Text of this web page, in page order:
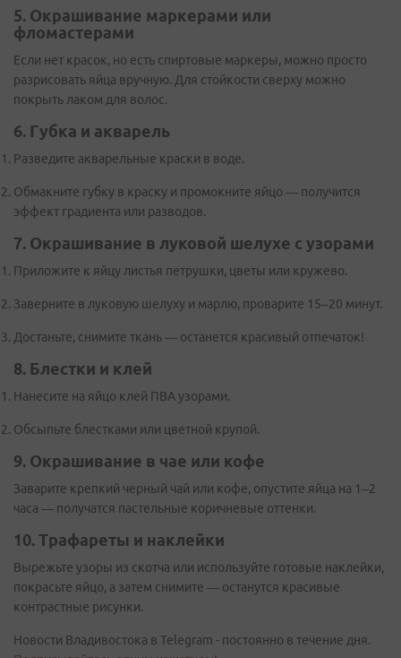
5. Окрашивание маркерами или
фломастерами
Если нет красок, но есть спиртовые маркеры, можно просто
разрисовать яйца вручную. Для стойкости сверху можно
покрыть лаком для волос.
6. Губка и акварель
Разведите акварельные краски в воде.
Обмакните губку в краску и промокните яйцо — получится
эффект градиента или разводов.
7. Окрашивание в луковой шелухе с узорами
Приложите к яйцу листья петрушки, цветы или кружево.
Заверните в луковую шелуху и марлю, проварите 15–20 минут.
Достаньте, снимите ткань — останется красивый отпечаток!
8. Блестки и клей
Нанесите на яйцо клей ПВА узорами.
Обсыпьте блестками или цветной крупой.
9. Окрашивание в чае или кофе
Заварите крепкий черный чай или кофе, опустите яйца на 1–2
часа — получатся пастельные коричневые оттенки.
10. Трафареты и наклейки
Вырежьте узоры из скотча или используйте готовые наклейки,
покрасьте яйцо, а затем снимите — останутся красивые
контрастные рисунки.
Новости Владивостока в Telegram - постоянно в течение дня.